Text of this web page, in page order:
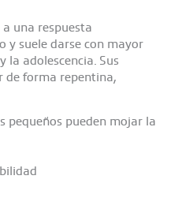
una respuesta
y suele darse con mayor
la adolescencia. Sus
de forma repentina,
pequeños pueden mojar la